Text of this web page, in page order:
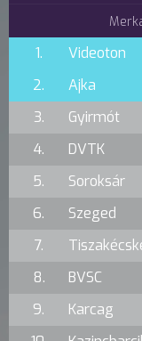
1. Videoton
2.
Ajka
3.
Gyirmót
4.
DVTK
5.
Soroksár
6.
Szeged
7.
8.
BVSC
9.
Karcag